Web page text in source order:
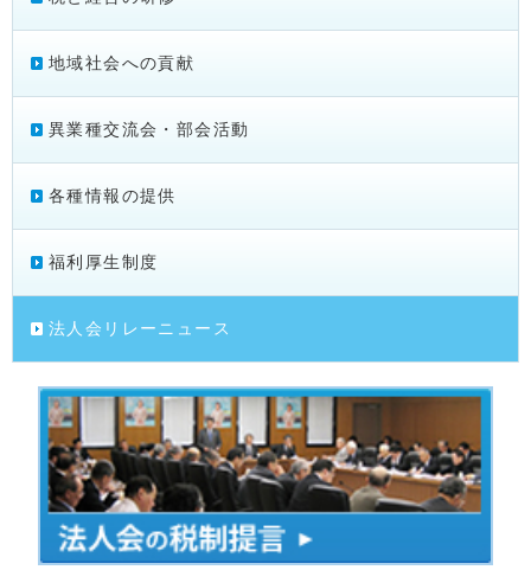
地域社会への貢献
異業種交流会・部会活動
各種情報の提供
福利厚生制度
法人会リレーニュース